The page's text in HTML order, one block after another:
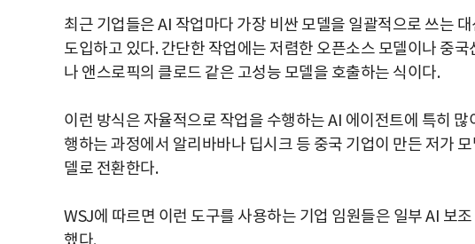
최근 기업들은 AI 작업마다 가장 비싼 모델을 일괄적으로 쓰는
도입하고 있다. 간단한 작업에는 저렴한 오픈소스 모델이나 중
나 앤스로픽의 클로드 같은 고성능 모델을 호출하는 식이다.
이런 방식은 자율적으로 작업을 수행하는 AI 에이전트에 특히
행하는 과정에서 알리바바나 딥시크 등 중국 기업이 만든 저가
델로 전환한다.
WSJ에 따르면 이런 도구를 사용하는 기업 임원들은 일부 AI 보